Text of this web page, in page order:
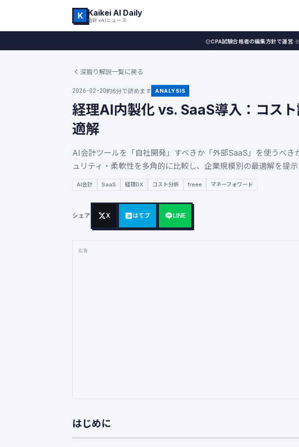
K Kaikei AI Daily
会計×AIニュース
CPA試験合格者の編集方針で運営·
深掘り解説一覧に戻る
2026-02-20約6分で読めます ANALYSIS
経理AI内製化 vs. SaaS導入：コス
適解
AI会計ツールを「自社開発」すべきか「外部SaaS」を使うべき
ュリティ・柔軟性を多角的に比較し、企業規模別の最適解を提示
AI会計 SaaS 経理DX コスト分析 freee マネーフォワード
シェア X はてブ LINE
広告
はじめに